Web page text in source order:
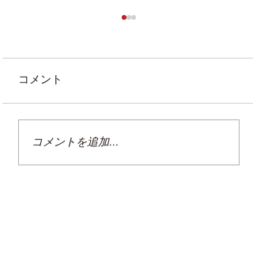
整理収納アドバイザー2級
認定講座
コメント
コメントを追加…